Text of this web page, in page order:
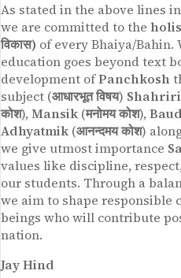
As stated in the above lines in
we are committed to the
विकास) of every Bhaiya/Bahin.
education goes beyond text
development ofPanchkosh
subject (आधारभूत विषय)
कोश), Mansik (मनोमय कोश),
Adhyatmik (आनन्दमय कोश)
we give utmost importance
values like discipline,
our students. Through a
we aim to shape responsible
beings who will contribute
nation.
Jay Hind